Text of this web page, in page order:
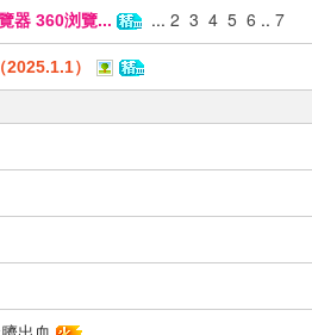
器 360浏覽... ... 2 3 4 5 6 .. 7
）